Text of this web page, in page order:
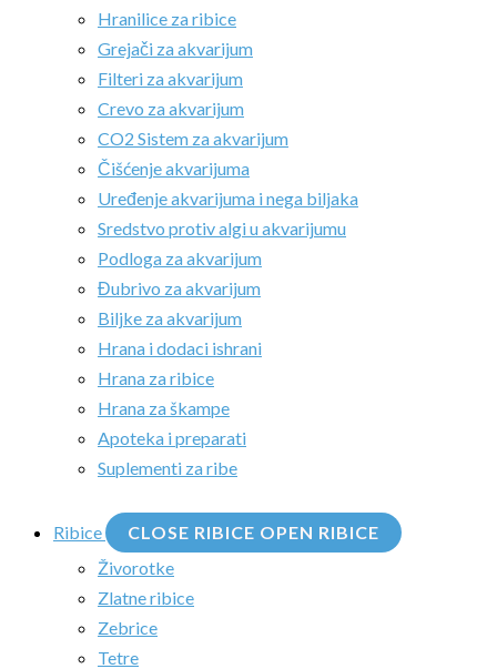
Hranilice za ribice
Grejači za akvarijum
Filteri za akvarijum
Crevo za akvarijum
CO2 Sistem za akvarijum
Čišćenje akvarijuma
Uređenje akvarijuma i nega biljaka
Sredstvo protiv algi u akvarijumu
Podloga za akvarijum
Đubrivo za akvarijum
Biljke za akvarijum
Hrana i dodaci ishrani
Hrana za ribice
Hrana za škampe
Apoteka i preparati
Suplementi za ribe
Ribice CLOSE RIBICE OPEN RIBICE
Živorotke
Zlatne ribice
Zebrice
Tetre